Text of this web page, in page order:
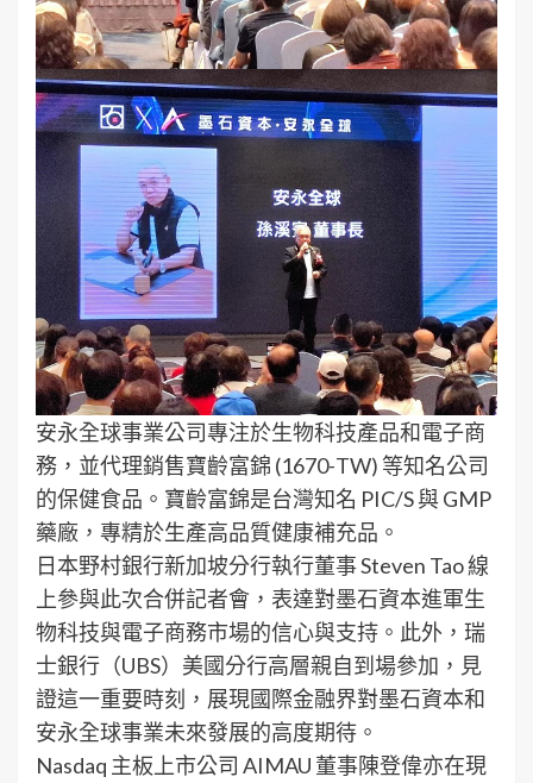
安永全球事業公司專注於生物科技產品和電子商
務，並代理銷售寶齡富錦 (1670-TW) 等知名公司
的保健食品。寶齡富錦是台灣知名 PIC/S 與 GMP
藥廠，專精於生產高品質健康補充品。
日本野村銀行新加坡分行執行董事 Steven Tao 線
上參與此次合併記者會，表達對墨石資本進軍生
物科技與電子商務市場的信心與支持。此外，瑞
士銀行（UBS）美國分行高層親自到場參加，見
證這一重要時刻，展現國際金融界對墨石資本和
安永全球事業未來發展的高度期待。
Nasdaq 主板上市公司 AIMAU 董事陳登偉亦在現